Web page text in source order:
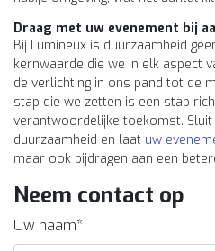
Draag met uw evenement bij
Bij Lumineux is duurzaamheid
kernwaarde die we in elk aspect
de verlichting in ons pand tot de
stap die we zetten is een stap
verantwoordelijke toekomst.
duurzaamheid en laat uw
maar ook bijdragen aan een
Neem contact op
Uw naam*